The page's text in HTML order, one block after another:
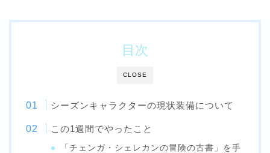
CLOSE
目次
シーズンキャラクターの現状装備について
この1週間でやったこと
「チェンガ・シェレカンの冒険の古書」を手